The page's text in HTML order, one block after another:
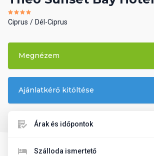
Ciprus Dél-Ciprus
Megnézem
Ajánlatkérő kitöltése
Árak és időpontok
Szálloda ismertető